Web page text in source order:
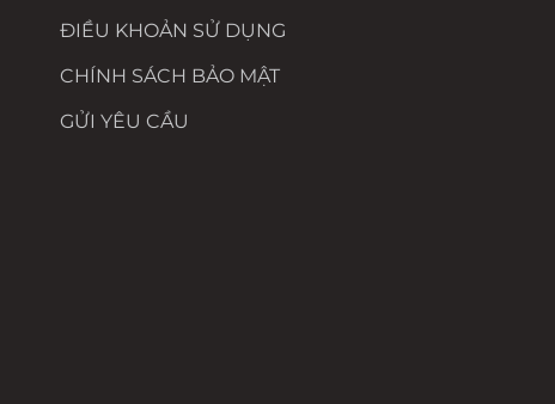
ĐIỀU KHOẢN SỬ DỤNG
CHÍNH SÁCH BẢO MẬT
GỬI YÊU CẦU